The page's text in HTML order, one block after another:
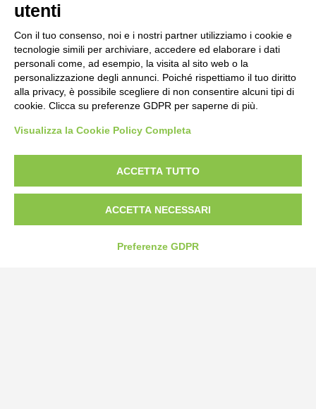
Bogliano Srl
Borgo San Martino 44, 12060 Pocapaglia CN
utenti
Con il tuo consenso, noi e i nostri partner utilizziamo i cookie e
tecnologie simili per archiviare, accedere ed elaborare i dati
personali come, ad esempio, la visita al sito web o la
personalizzazione degli annunci. Poiché rispettiamo il tuo diritto
alla privacy, è possibile scegliere di non consentire alcuni tipi di
cookie. Clicca su preferenze GDPR per saperne di più.
Visualizza la Cookie Policy Completa
ACCETTA TUTTO
ACCETTA NECESSARI
Preferenze GDPR